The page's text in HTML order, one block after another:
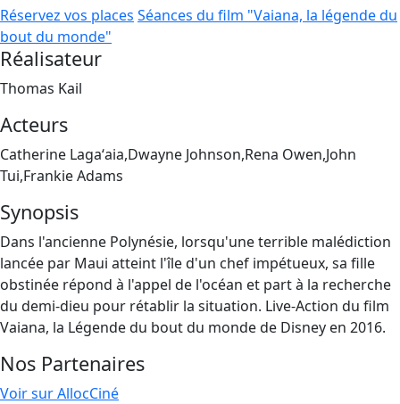
Réservez vos places Séances du film "Vaiana, la légende du
bout du monde"
Réalisateur
Thomas Kail
Acteurs
Catherine Lagaʻaia,Dwayne Johnson,Rena Owen,John
Tui,Frankie Adams
Synopsis
Dans l'ancienne Polynésie, lorsqu'une terrible malédiction
lancée par Maui atteint l'île d'un chef impétueux, sa fille
obstinée répond à l'appel de l'océan et part à la recherche
du demi-dieu pour rétablir la situation. Live-Action du film
Vaiana, la Légende du bout du monde de Disney en 2016.
Nos Partenaires
Voir sur AllocCiné